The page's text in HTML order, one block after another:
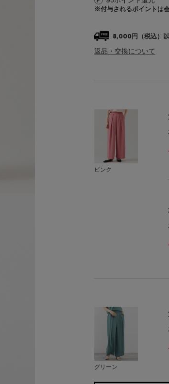
※付与されるポイントは
8,000円（税込）
返品・交換について
ピンク
グリーン